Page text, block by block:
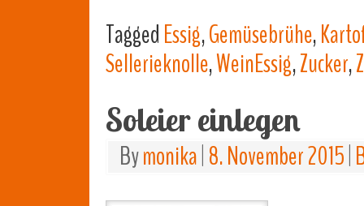
TaggedEssig,Gemüsebrühe,
Sellerieknolle,WeinEssig,Zucker,
Soleier einlegen
Bymonika 8. November 2015